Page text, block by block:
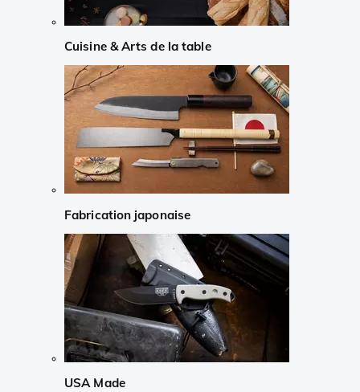
Cuisine & Arts de la table
Fabrication japonaise
USA Made